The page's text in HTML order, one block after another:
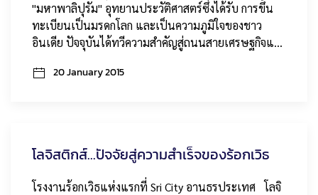
"มหาพาลิปุรัม" อุทยานประวัติศาสตร์ซึ่งได้รับ การขึ้น
ทะเบียนเป็นมรดกโลก และเป็นความภูมิใจของชาว
อินเดีย ปัจจุบันได้ทวีความสำคัญสู่ถนนสายเศรษฐกิจแ…
20 January 2015
โลจิสติกส์...ปัจจัยสู่ความสำเร็จของร้อกเวิธ
โรงงานร้อกเวิธแห่งแรกที่ Sri City อานธรประเทศ โลจิ